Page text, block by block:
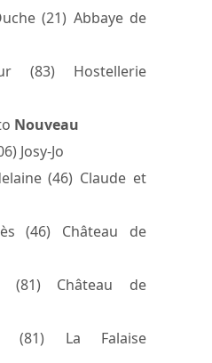
(21) Abbaye de
(83) Hostellerie
Nouveau
Josy-Jo
(46) Claude et
(46) Château de
(81) Château de
(81) La Falaise